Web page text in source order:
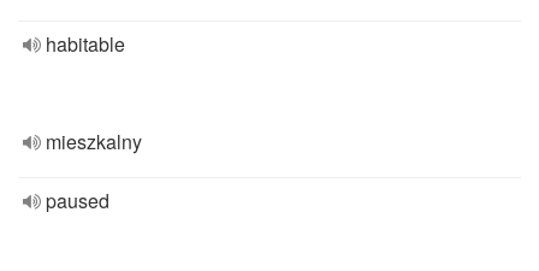
habitable
mieszkalny
paused